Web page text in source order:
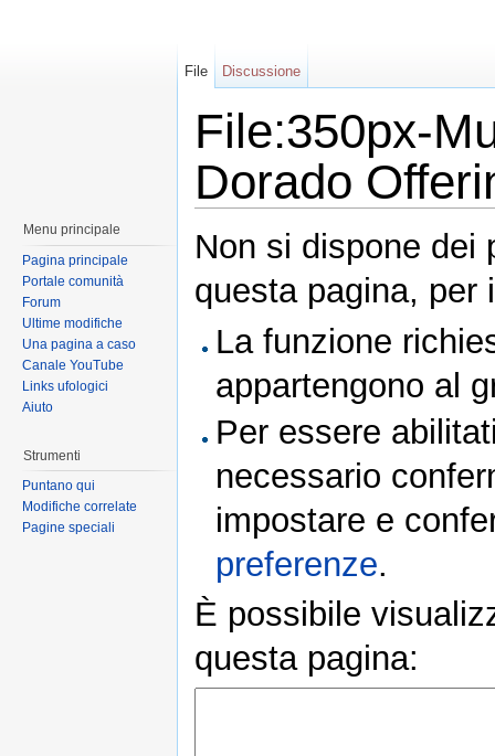
File:350px-
Dorado
Non si dispone dei
questa pagina, per
La funzione
appartengono al
Per essere
necessario
impostare e
preferenze.
È possibile
questa pagina:
File Discussione
Menu principale
Pagina principale
Portale comunità
Forum
Ultime modifiche
Una pagina a caso
Canale YouTube
Links ufologici
Aiuto
Strumenti
Puntano qui
Modifiche correlate
Pagine speciali